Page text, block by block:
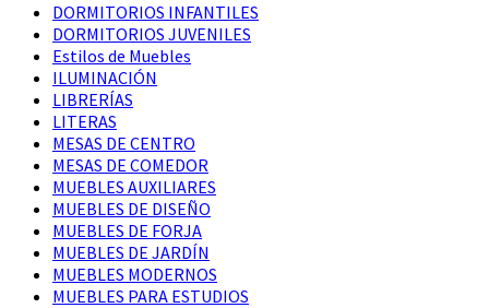
DORMITORIOS INFANTILES
DORMITORIOS JUVENILES
Estilos de Muebles
ILUMINACIÓN
LIBRERÍAS
LITERAS
MESAS DE CENTRO
MESAS DE COMEDOR
MUEBLES AUXILIARES
MUEBLES DE DISEÑO
MUEBLES DE FORJA
MUEBLES DE JARDÍN
MUEBLES MODERNOS
MUEBLES PARA ESTUDIOS